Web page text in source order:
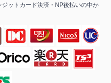
ットカード決済・NP後払いの中か